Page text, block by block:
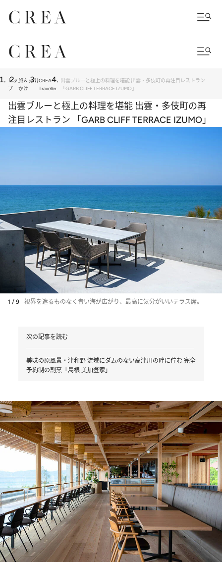
トッ
プ
旅＆お出
かけ
CREA
Traveller
出雲ブルーと極上の料理を堪能 出雲・多伎町の再注目レストラン
「GARB CLIFF TERRACE IZUMO」
出雲ブルーと極上の料理を堪能 出雲・多伎町の再
注目レストラン 「GARB CLIFF TERRACE IZUMO」
1 / 9 視界を遮るものなく青い海が広がり、最高に気分がいいテラス席。
次の記事を読む
美味の原風景・津和野 流域にダムのない高津川の畔に佇む 完全
予約制の割烹「島根 美加登家」